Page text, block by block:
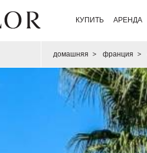
КУПИТЬ АРЕНДА
домашняя > франция >